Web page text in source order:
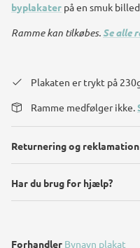
byplakater på en smuk
Ramme kan tilkøbes. Se alle
Plakaten er trykt på
Ramme medfølger ikke.
Returnering og reklamation
Har du brug for hjælp?
Forhandler Bynavn plakat